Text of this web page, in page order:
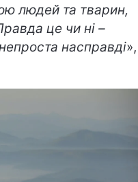
людей та тварин,
це чи ні –
насправді»,